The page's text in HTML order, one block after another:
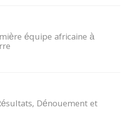
équipe africaine à
Dénouement et